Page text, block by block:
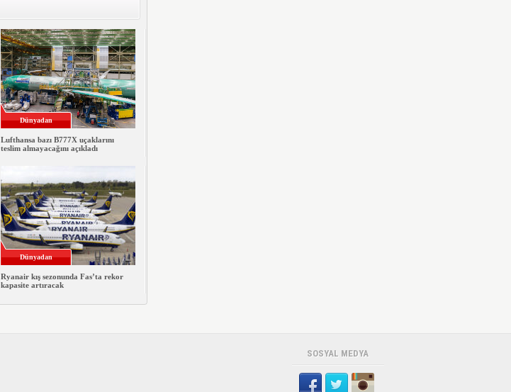
Dünyadan
Lufthansa bazı B777X uçaklarını
teslim almayacağını açıkladı
Dünyadan
Ryanair kış sezonunda Fas’ta rekor
kapasite artıracak
SOSYAL MEDYA